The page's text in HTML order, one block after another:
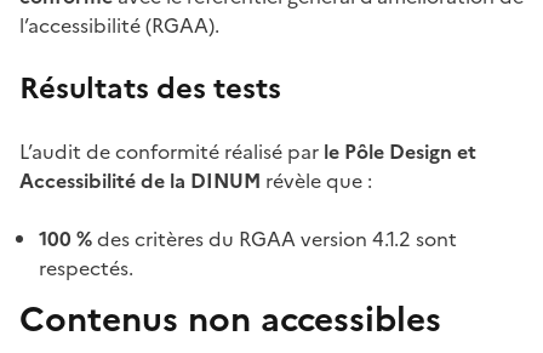
l’accessibilité (RGAA).
Résultats des tests
L’audit de conformité réalisé par le Pôle Design et
Accessibilité de la DINUM révèle que :
100 %des critères du RGAA version 4.1.2 sont
respectés.
Contenus non accessibles